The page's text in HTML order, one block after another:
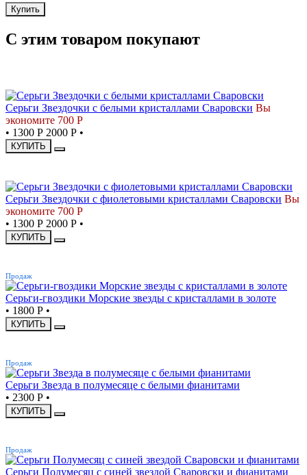
Купить
С этим товаром покупают
Серьги Звездочки с белыми кристаллами Сваровски Вы
экономите 700 Р
• 1300 Р 2000 Р •
КУПИТЬ
Серьги Звездочки с фиолетовыми кристаллами Сваровски Вы
экономите 700 Р
• 1300 Р 2000 Р •
КУПИТЬ
Продаж
Серьги-гвоздики Морские звезды с кристаллами в золоте
• 1800 Р •
КУПИТЬ
Продаж
Серьги Звезда в полумесяце с белыми фианитами
• 2300 Р •
КУПИТЬ
Продаж
Серьги Полумесяц с синей звездой Сваровски и фианитами